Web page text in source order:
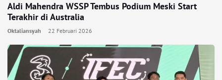
Aldi Mahendra WSSP Tembus Podium Meski Start
Terakhir di Australia
Oktaliansyah 22 Februari 2026